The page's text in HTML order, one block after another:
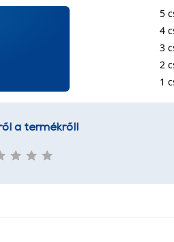
5
4
3
2
1
a termékről!